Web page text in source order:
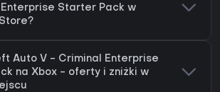
Starter Pack w
Auto V - Criminal Enterprise
na Xbox - oferty i zniżki w